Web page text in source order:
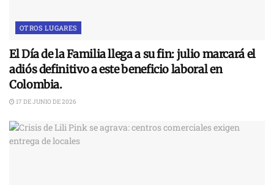
OTROS LUGARES
El Día de la Familia llega a su fin: julio marcará el
adiós definitivo a este beneficio laboral en
Colombia.
17 DE JUNIO DE 2026